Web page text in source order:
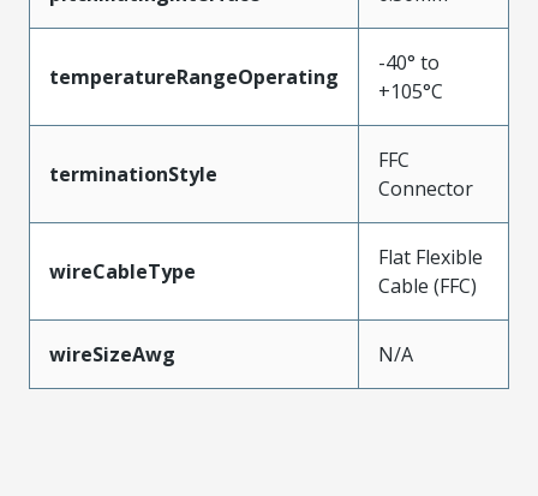
temperatureRangeOperating
-40° to
+105°C
terminationStyle
FFC
Connector
wireCableType
Flat Flexible
Cable (FFC)
wireSizeAwg N/A